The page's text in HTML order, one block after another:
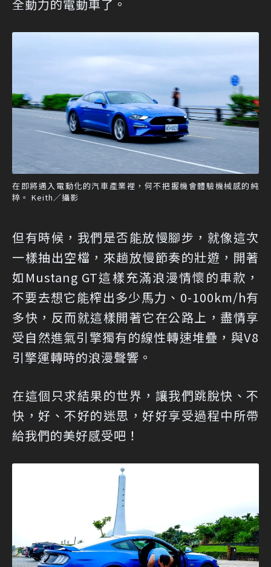
全動力的電動車了。
在即將邁入電動化的汽車產業裡，何不把握機會體驗機械感的純
粹。 Keith／攝影
但有時候，我們是否能放慢腳步，就像這次
一樣抽出空檔，來趟放慢節奏的壯遊，開著
如Mustang GT這樣充滿浪漫情懷的車款，
不要去想它能榨出多少馬力、0-100km/h有
多快，反而就這樣開著它在公路上，盡情享
受自然進氣引擎獨有的線性轉速堆疊，與V8
引擎運轉時的浪漫聲響。
在這個只求結果的世界，讓我們跳脫快、不
快，好、不好的迷思，好好享受過程中所帶
給我們的美好感受吧！